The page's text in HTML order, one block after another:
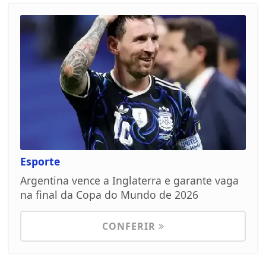
Esporte
Argentina vence a Inglaterra e garante vaga
na final da Copa do Mundo de 2026
CONFERIR